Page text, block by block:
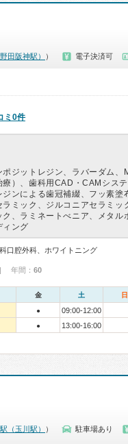
田阪神駅） ） 電子決済可
ミ0件
ジットレジン、ラバーダム、
療）、歯科用CAD・CAMシス
ンによる歯冠補綴、フッ素塗
ラミック、ジルコニアセラミッ
ク、ラミネートべニア、メタル
ィング
口腔外科、ホワイトニング
間： 60
金 土 日
●
09:00-12:00
● 13:00-16:00
（玉川駅） ） 駐車場あり